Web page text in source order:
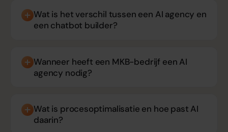
Wat is het verschil tussen een AI agency en
een chatbot builder?
Wanneer heeft een MKB-bedrijf een AI
agency nodig?
Wat is procesoptimalisatie en hoe past AI
daarin?